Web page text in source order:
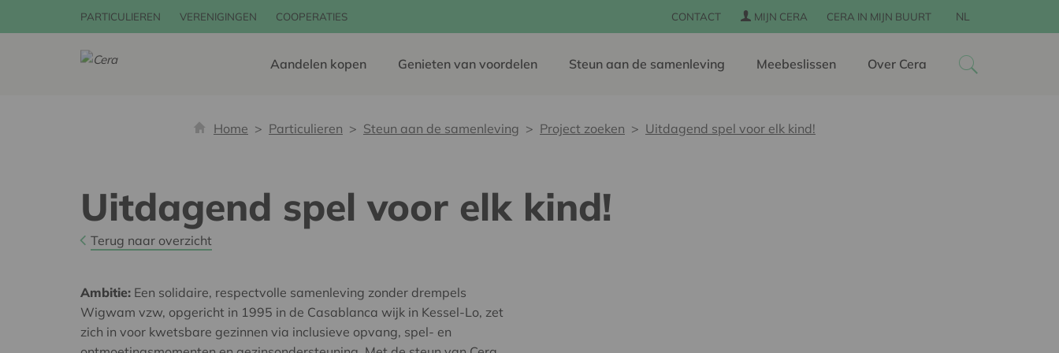
PARTICULIEREN VERENIGINGEN COOPERATIES CONTACT MIJN CERA CERA IN MIJN BUURT NL
Aandelen kopen Genieten van voordelen Steun aan de samenleving Meebeslissen Over Cera
Home Particulieren Steun aan de samenleving Project zoeken Uitdagend spel voor elk kind!
Uitdagend spel voor elk kind!
Terug naar overzicht
Ambitie: Een solidaire, respectvolle samenleving zonder drempels
Wigwam vzw, opgericht in 1995 in de Casablanca wijk in Kessel-Lo, zet
zich in voor kwetsbare gezinnen via inclusieve opvang, spel- en